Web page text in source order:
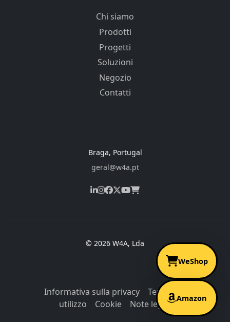
WeShop
Amazon
Chi siamo
Prodotti
Progetti
Soluzioni
Negozio
Contatti
Braga, Portugal
geral@w4a.pt
© 2026 W4A, Lda
Informativa sulla privacy
Termini di
utilizzo
Cookie Note legali